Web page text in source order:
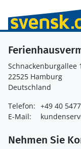
Schnackenburgallee
22525 Hamburg
Deutschland
Telefon: +49 40
E-Mail:
Nehmen Sie